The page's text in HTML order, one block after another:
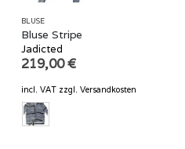
BLUSE
Bluse Stripe
Jadicted
219,00€
incl. VAT zzgl. Versandkosten